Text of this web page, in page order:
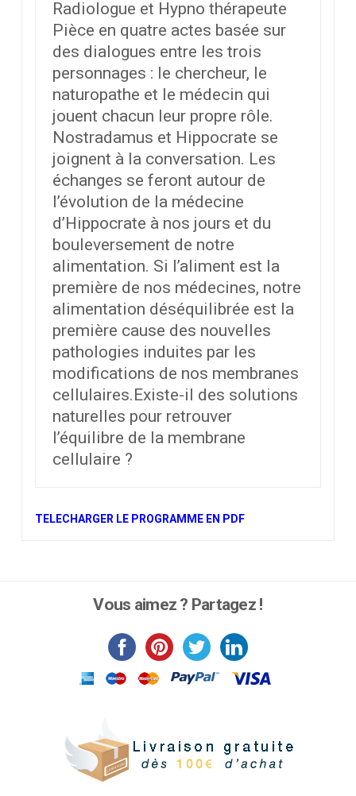
Radiologue et Hypno thérapeute
Pièce en quatre actes basée sur
des dialogues entre les trois
personnages : le chercheur, le
naturopathe et le médecin qui
jouent chacun leur propre rôle.
Nostradamus et Hippocrate se
joignent à la conversation. Les
échanges se feront autour de
l’évolution de la médecine
d’Hippocrate à nos jours et du
bouleversement de notre
alimentation. Si l’aliment est la
première de nos médecines, notre
alimentation déséquilibrée est la
première cause des nouvelles
pathologies induites par les
modifications de nos membranes
cellulaires.Existe-il des solutions
naturelles pour retrouver
l’équilibre de la membrane
cellulaire ?
TELECHARGER LE PROGRAMME EN PDF
Vous aimez ? Partagez !